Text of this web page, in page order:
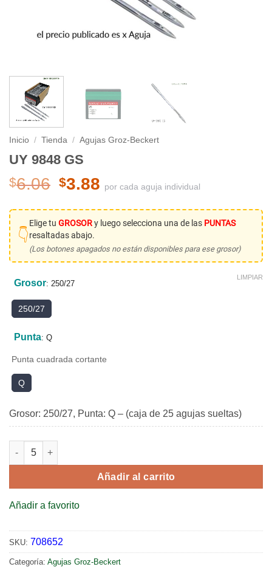
Inicio / Tienda / Agujas Groz-Beckert
UY 9848 GS
$6.06 El
original
era:
$6.06.
$3.88 El
precio
actual
es:
por cada aguja individual
👇
Elige tu GROSORy luego selecciona una de las PUNTAS
resaltadas abajo.
(Los botones apagados no están disponibles para ese grosor)
Grosor: 250/27
250/27
Punta: Q
Punta cuadrada cortante
Q
LIMPIAR
Grosor: 250/27, Punta: Q – (caja de 25 agujas sueltas)
UY 9848 GS cantidad
Añadir al carrito
Añadir a favorito
SKU: 708652
Categoría: Agujas Groz-Beckert